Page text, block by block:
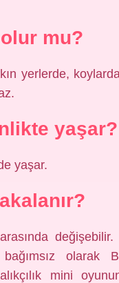
olur mu?
yerlerde,
yaşar?
yaşar.
olarak
mini